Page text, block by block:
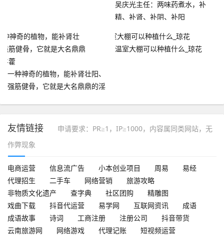
吴庆光主任：两味药煮水，补
精、补肾、补阴、补阳
一种神奇的植物，能补肾壮阳、
强筋健骨，它就是大名鼎鼎的淫
温室大棚可以种植什么_琼花
友情链接
申请要求：PR≥1，IP≥1000，内容属同类网站，无
作弊现象
电商运营 信息流广告 小本创业项目 周易
易经
代理招生
二手车 网络营销
旅游攻略
非物质文化遗产
查字典 社区团购
精雕图
戏曲下载
抖音代运营 易学网 互联网资讯
成语
成语故事
诗词 工商注册 注册公司
抖音带货
云南旅游网
网络游戏 代理记账
短视频运营